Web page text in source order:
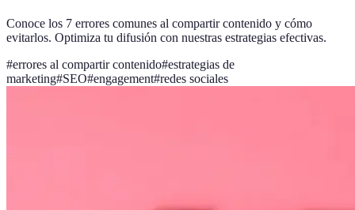
Conoce los 7 errores comunes al compartir contenido y cómo
evitarlos. Optimiza tu difusión con nuestras estrategias efectivas.
#errores al compartir contenido#estrategias de
marketing#SEO#engagement#redes sociales